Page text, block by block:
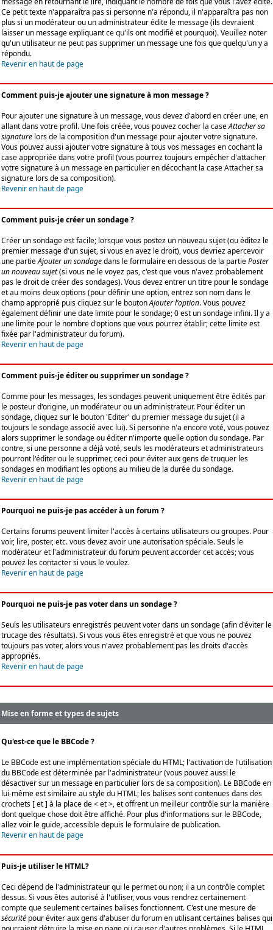
Ce petit texte n'apparaîtra pas si personne n'a répondu, il n'apparaîtra pas non
plus si un modérateur ou un administrateur édite le message (ils devraient
laisser un message expliquant ce qu'ils ont modifié et pourquoi). Veuillez noter
qu'un utilisateur ne peut pas supprimer un message une fois que quelqu'un y a
répondu.
Revenir en haut de page
Comment puis-je ajouter une signature à mon message ?
Pour ajouter une signature à un message, vous devez d'abord en créer une, en
allant dans votre profil. Une fois créée, vous pouvez cocher la caseAttacher sa
signature lors de la composition d'un message pour ajouter votre signature.
Vous pouvez aussi ajouter votre signature à tous vos messages en cochant la
case appropriée dans votre profil (vous pourrez toujours empêcher d'attacher
votre signature à un message en particulier en décochant la case Attacher sa
signature lors de sa composition).
Revenir en haut de page
Comment puis-je créer un sondage ?
Créer un sondage est facile; lorsque vous postez un nouveau sujet (ou éditez le
premier message d'un sujet, si vous en avez le droit), vous devriez apercevoir
une partieAjouter un sondagedans le formulaire en dessous de la partiePoster
un nouveau sujet(si vous ne le voyez pas, c'est que vous n'avez probablement
pas le droit de créer des sondages). Vous devez entrer un titre pour le sondage
et au moins deux options (pour définir une option, entrez son nom dans le
champ approprié puis cliquez sur le boutonAjouter l'option. Vous pouvez
également définir une date limite pour le sondage; 0 est un sondage infini. Il y a
une limite pour le nombre d'options que vous pourrez établir; cette limite est
fixée par l'administrateur du forum).
Revenir en haut de page
Comment puis-je éditer ou supprimer un sondage ?
Comme pour les messages, les sondages peuvent uniquement être édités par
le posteur d'origine, un modérateur ou un administrateur. Pour éditer un
sondage, cliquez sur le bouton 'Editer' du premier message du sujet (il a
toujours le sondage associé avec lui). Si personne n'a encore voté, vous pouvez
alors supprimer le sondage ou éditer n'importe quelle option du sondage. Par
contre, si une personne a déjà voté, seuls les modérateurs et administrateurs
pourront l'éditer ou le supprimer, ceci pour éviter aux gens de truquer les
sondages en modifiant les options au milieu de la durée du sondage.
Revenir en haut de page
Pourquoi ne puis-je pas accéder à un forum ?
Certains forums peuvent limiter l'accès à certains utilisateurs ou groupes. Pour
voir, lire, poster, etc. vous devez avoir une autorisation spéciale. Seuls le
modérateur et l'administrateur du forum peuvent accorder cet accès; vous
pouvez les contacter si vous le voulez.
Revenir en haut de page
Pourquoi ne puis-je pas voter dans un sondage ?
Seuls les utilisateurs enregistrés peuvent voter dans un sondage (afin d'éviter le
trucage des résultats). Si vous vous êtes enregistré et que vous ne pouvez
toujours pas voter, alors vous n'avez probablement pas les droits d'accès
appropriés.
Revenir en haut de page
Mise en forme et types de sujets
Qu'est-ce que le BBCode ?
Le BBCode est une implémentation spéciale du HTML; l'activation de l'utilisation
du BBCode est déterminée par l'administrateur (vous pouvez aussi le
désactiver sur un message en particulier lors de sa composition). Le BBCode en
lui-même est similaire au style du HTML; les balises sont contenues dans des
crochets [ et ] à la place de < et >, et offrent un meilleur contrôle sur la manière
dont quelque chose doit être affiché. Pour plus d'informations sur le BBCode,
allez voir le guide, accessible depuis le formulaire de publication.
Revenir en haut de page
Puis-je utiliser le HTML?
Ceci dépend de l'administrateur qui le permet ou non; il a un contrôle complet
dessus. Si vous êtes autorisé à l'utiliser, vous vous rendrez certainement
compte que seulement certaines balises fonctionnent. C'est une mesure de
sécurité pour éviter aux gens d'abuser du forum en utilisant certaines balises qui